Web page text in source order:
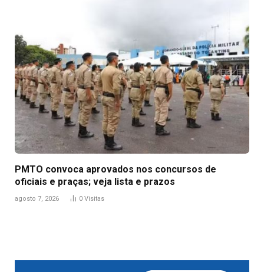
PMTO convoca aprovados nos concursos de
oficiais e praças; veja lista e prazos
agosto 7, 2026 0 Visitas